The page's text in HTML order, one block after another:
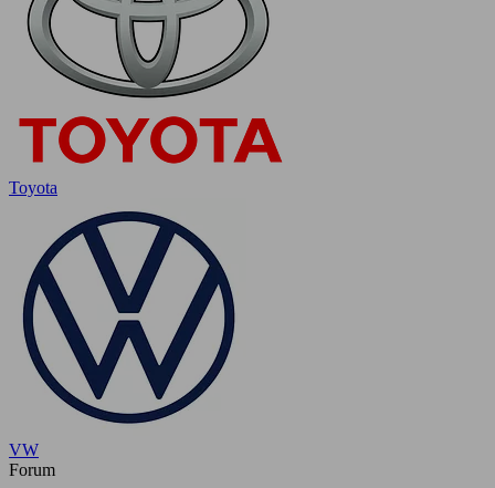
Toyota
VW
Forum